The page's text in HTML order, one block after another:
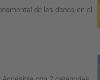
de les dones en el